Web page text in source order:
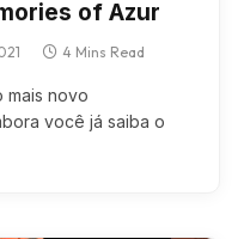
of Azur
4 Mins Read
mais novo
você já saiba o